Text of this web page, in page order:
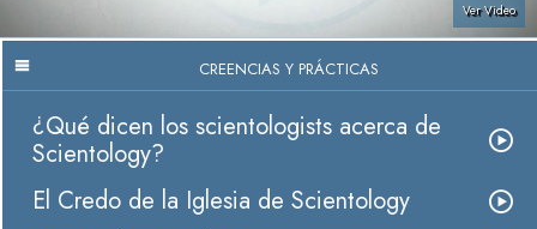
Ver Video
CREENCIAS Y PRÁCTICAS
¿Qué dicen los scientologists acerca de
Scientology?
El Credo de la Iglesia de Scientology